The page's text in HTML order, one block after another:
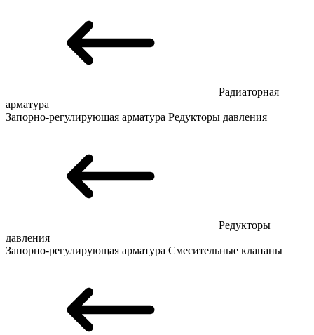
Радиаторная
арматура
Запорно-регулирующая арматура Редукторы давления
Редукторы
давления
Запорно-регулирующая арматура Смесительные клапаны